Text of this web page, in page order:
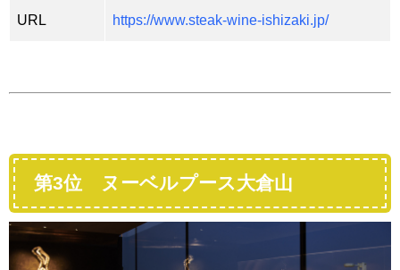
URL https://www.steak-wine-ishizaki.jp/
第3位 ヌーベルプース大倉山